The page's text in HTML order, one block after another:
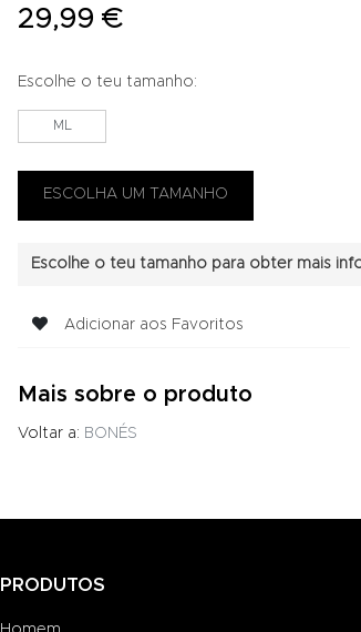
29,99 €
Escolhe o teu tamanho:
ML
Escolhe o teu tamanho para obter mais
Adicionar aos Favoritos
Mais sobre o produto
Voltar a: BONÉS
PRODUTOS